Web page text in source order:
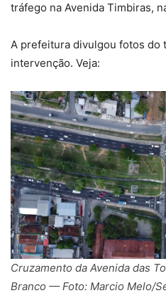
tráfego na Avenida Timbiras,
A prefeitura divulgou fotos do
intervenção. Veja:
Cruzamento da Avenida das
Branco — Foto: Marcio Melo/